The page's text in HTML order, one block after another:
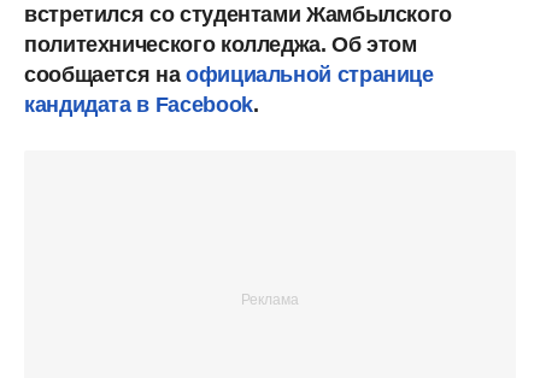
встретился со студентами Жамбылского
политехнического колледжа. Об этом
сообщается на официальной странице
кандидата в Facebook.